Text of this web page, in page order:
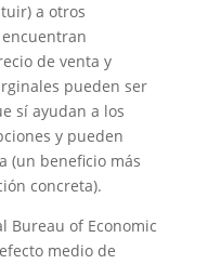
a otros
de venta y
pueden ser
sí ayudan a los
y pueden
(un beneficio más
concreta).
Bureau of Economic
medio de